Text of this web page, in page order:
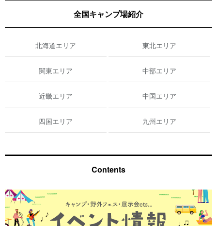
全国キャンプ場紹介
北海道エリア 東北エリア
関東エリア 中部エリア
近畿エリア 中国エリア
四国エリア 九州エリア
Contents